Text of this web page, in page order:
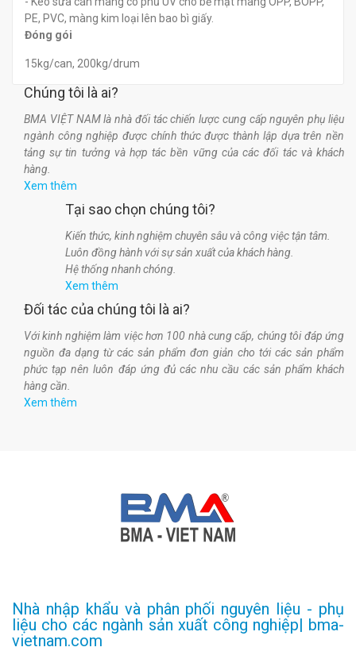
PE, PVC, màng kim loại lên bao bì giấy.
Đóng gói
15kg/can, 200kg/drum
Chúng tôi là ai?
BMA VIỆT NAM là nhà đối tác chiến lược cung cấp nguyên phụ liệu
ngành công nghiệp được chính thức được thành lập dựa trên nền
tảng sự tin tưởng và hợp tác bền vững của các đối tác và khách
hàng.
Xem thêm
Tại sao chọn chúng tôi?
Kiến thức, kinh nghiệm chuyên sâu và công việc tận tâm.
Luôn đồng hành với sự sản xuất của khách hàng.
Hệ thống nhanh chóng.
Xem thêm
Đối tác của chúng tôi là ai?
Với kinh nghiệm làm việc hơn 100 nhà cung cấp, chúng tôi đáp ứng
nguồn đa dạng từ các sản phẩm đơn giản cho tới các sản phẩm
phức tạp nên luôn đáp ứng đủ các nhu cầu các sản phẩm khách
hàng cần.
Xem thêm
Nhà nhập khẩu và phân phối nguyên liệu - phụ
liệu cho các ngành sản xuất công nghiệp| bma-
vietnam.com